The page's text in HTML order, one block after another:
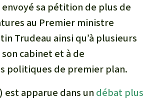
sa pétition de plus de
au Premier ministre
Trudeau ainsi qu’à plusieurs
cabinet et à de
politiques de premier plan.
est apparue dans un débat plus